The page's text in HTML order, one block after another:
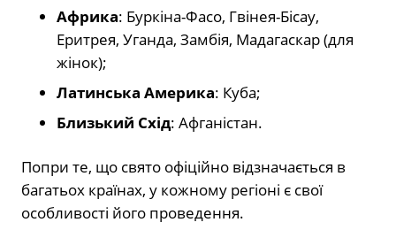
Африка: Буркіна-Фасо, Гвінея-Бісау,
Еритрея, Уганда, Замбія, Мадагаскар (для
жінок);
Латинська Америка: Куба;
Близький Схід: Афганістан.
Попри те, що свято офіційно відзначається в
багатьох країнах, у кожному регіоні є свої
особливості його проведення.